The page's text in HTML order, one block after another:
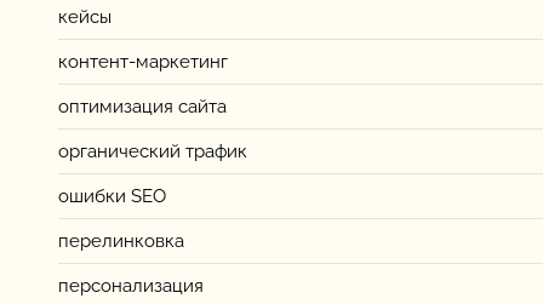
кейсы
контент-маркетинг
оптимизация сайта
органический трафик
ошибки SEO
перелинковка
персонализация